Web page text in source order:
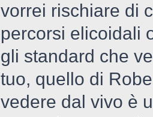
vorrei rischiare di
percorsi elicoidali
gli standard che
tuo, quello di
vedere dal vivo è